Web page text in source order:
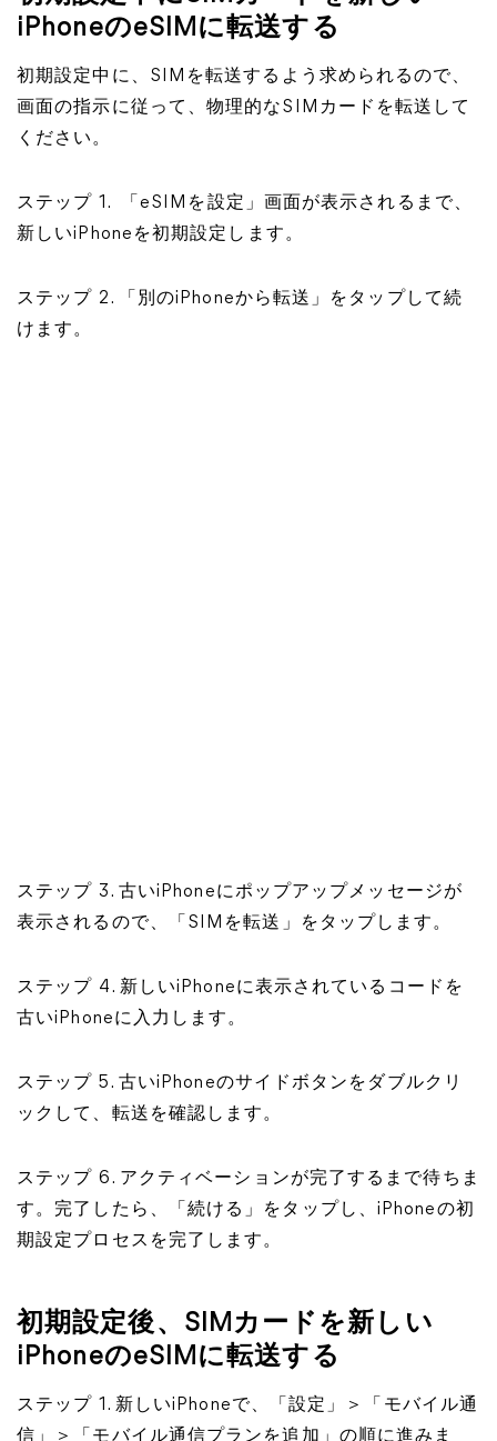
iPhoneのeSIMに転送する
初期設定中に、SIMを転送するよう求められるので、
画面の指示に従って、物理的なSIMカードを転送して
ください。
ステップ 1. 「eSIMを設定」画面が表示されるまで、
新しいiPhoneを初期設定します。
ステップ 2. 「別のiPhoneから転送」をタップして続
けます。
ステップ 3. 古いiPhoneにポップアップメッセージが
表示されるので、「SIMを転送」をタップします。
ステップ 4. 新しいiPhoneに表示されているコードを
古いiPhoneに入力します。
ステップ 5. 古いiPhoneのサイドボタンをダブルクリ
ックして、転送を確認します。
ステップ 6. アクティベーションが完了するまで待ちま
す。完了したら、「続ける」をタップし、iPhoneの初
期設定プロセスを完了します。
初期設定後、SIMカードを新しい
iPhoneのeSIMに転送する
ステップ 1. 新しいiPhoneで、「設定」＞「モバイル通
信」＞「モバイル通信プランを追加」の順に進みま